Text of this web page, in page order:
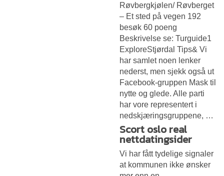
Røvbergkjølen/ Røvberget
– Et sted på vegen 192
besøk 60 poeng
Beskrivelse se: Turguide1
ExploreStjørdal Tips& Vi
har samlet noen lenker
nederst, men sjekk også ut
Facebook-gruppen Mask til
nytte og glede. Alle parti
har vore representert i
nedskjæringsgruppene, …
Scort oslo real
nettdatingsider
Vi har fått tydelige signaler
at kommunen ikke ønsker